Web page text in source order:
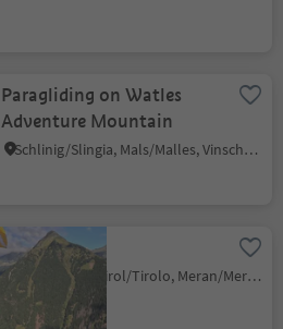
Paragliding on Watles
Adventure Mountain
Schlinig/Slingia, Mals/Malles, Vinschgau/Val Venosta
Tirolfly
Tirolo/Tirol, Tirol/Tirolo, Meran/Merano and environs